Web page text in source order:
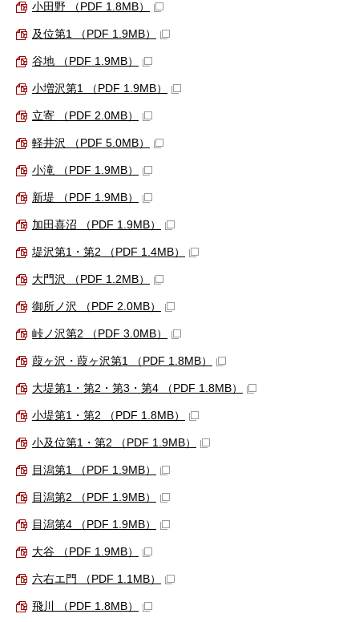
小田野 （PDF 1.8MB）
及位第1 （PDF 1.9MB）
谷地 （PDF 1.9MB）
小増沢第1 （PDF 1.9MB）
立寄 （PDF 2.0MB）
軽井沢 （PDF 5.0MB）
小滝 （PDF 1.9MB）
新堤 （PDF 1.9MB）
加田喜沼 （PDF 1.9MB）
堤沢第1・第2 （PDF 1.4MB）
大門沢 （PDF 1.2MB）
御所ノ沢 （PDF 2.0MB）
峠ノ沢第2 （PDF 3.0MB）
葭ヶ沢・葭ヶ沢第1 （PDF 1.8MB）
大堤第1・第2・第3・第4 （PDF 1.8MB）
小堤第1・第2 （PDF 1.8MB）
小及位第1・第2 （PDF 1.9MB）
目潟第1 （PDF 1.9MB）
目潟第2 （PDF 1.9MB）
目潟第4 （PDF 1.9MB）
大谷 （PDF 1.9MB）
六右エ門 （PDF 1.1MB）
飛川 （PDF 1.8MB）